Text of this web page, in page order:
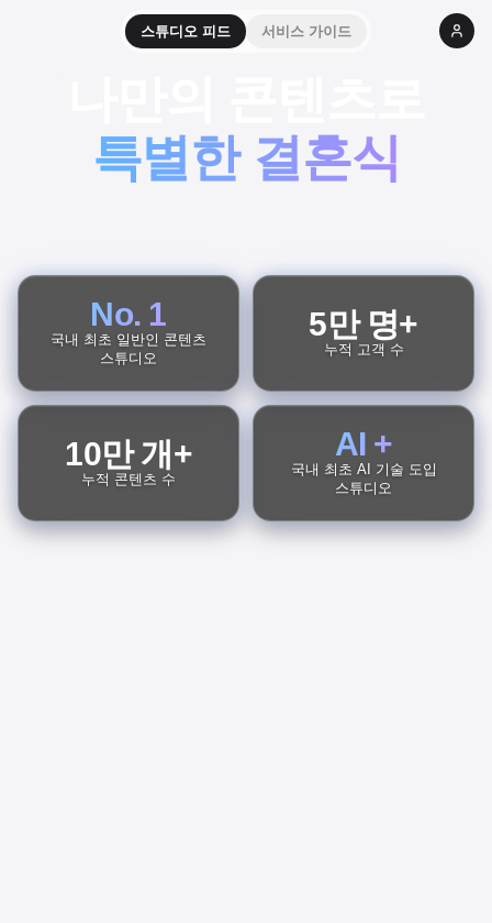
스튜디오 피드 서비스 가이드
나만의 콘텐츠로
특별한 결혼식
No. 1
국내 최초 일반인 콘텐츠
스튜디오
5만 명+
누적 고객 수
10만 개+
누적 콘텐츠 수
AI +
국내 최초 AI 기술 도입
스튜디오